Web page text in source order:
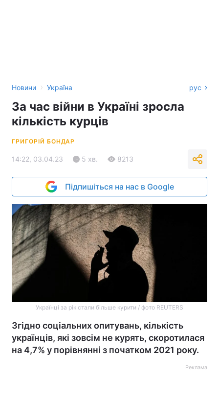
Новини › Україна рус
За час війни в Україні зросла
кількість курців
ГРИГОРІЙ БОНДАР
14:22, 03.04.23 5 хв. 8213
Підпишіться на нас в Google
Українці за рік стали більше курити / фото REUTERS
Згідно соціальних опитувань, кількість
українців, які зовсім не курять, скоротилася
на 4,7% у порівнянні з початком 2021 року.
Реклама